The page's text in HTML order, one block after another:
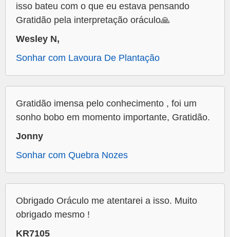
isso bateu com o que eu estava pensando
Gratidão pela interpretação oráculo🙏
Wesley N,
Sonhar com Lavoura De Plantação
Gratidão imensa pelo conhecimento , foi um
sonho bobo em momento importante, Gratidão.
Jonny
Sonhar com Quebra Nozes
Obrigado Oráculo me atentarei a isso. Muito
obrigado mesmo !
KR7105